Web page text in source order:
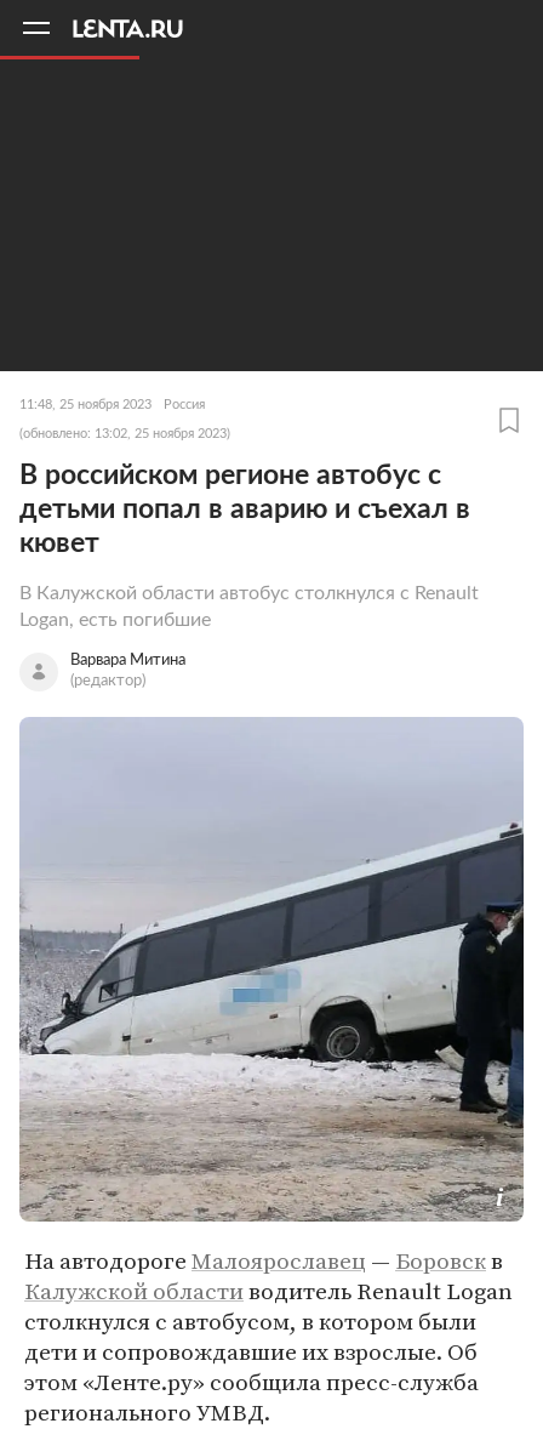
11:48, 25 ноября 2023 Россия
(обновлено: 13:02, 25 ноября 2023)
В российском регионе автобус с
детьми попал в аварию и съехал в
кювет
В Калужской области автобус столкнулся с Renault
Logan, есть погибшие
Варвара Митина
(редактор)
На автодорогеМалоярославец — Боровскв
Калужской областиводитель Renault Logan
столкнулся с автобусом, в котором были
дети и сопровождавшие их взрослые. Об
этом «Ленте.ру» сообщила пресс-служба
регионального УМВД.